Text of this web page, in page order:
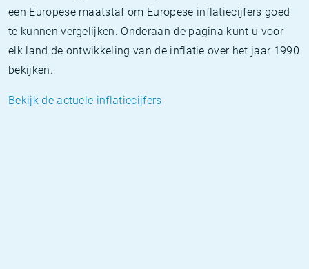
een Europese maatstaf om Europese inflatiecijfers goed
te kunnen vergelijken. Onderaan de pagina kunt u voor
elk land de ontwikkeling van de inflatie over het jaar 1990
bekijken.
Bekijk de actuele inflatiecijfers